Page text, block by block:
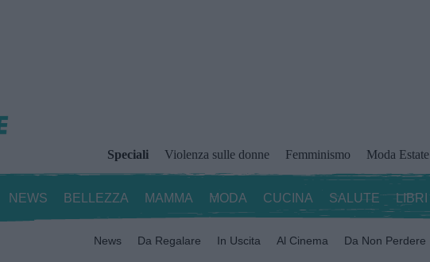
Speciali Violenza sulle donne Femminismo Moda Estate
NEWS BELLEZZA MAMMA MODA CUCINA SALUTE LIBRI
News Da Regalare In Uscita Al Cinema Da Non Perdere